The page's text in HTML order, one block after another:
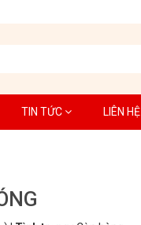
TIN TỨC LIÊN HỆ